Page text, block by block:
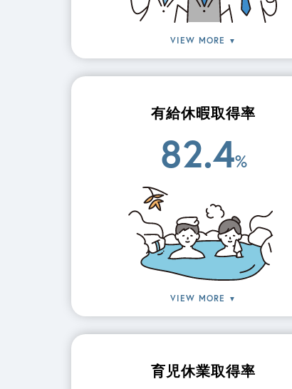
VIEW MORE ▼
有給休暇取得率
82.4%
VIEW MORE ▼
育児休業取得率